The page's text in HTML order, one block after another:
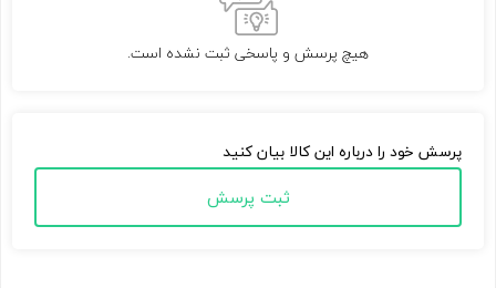
هیچ پرسش و پاسخی ثبت نشده است.
پرسش خود را درباره این کالا بیان کنید
ثبت پرسش